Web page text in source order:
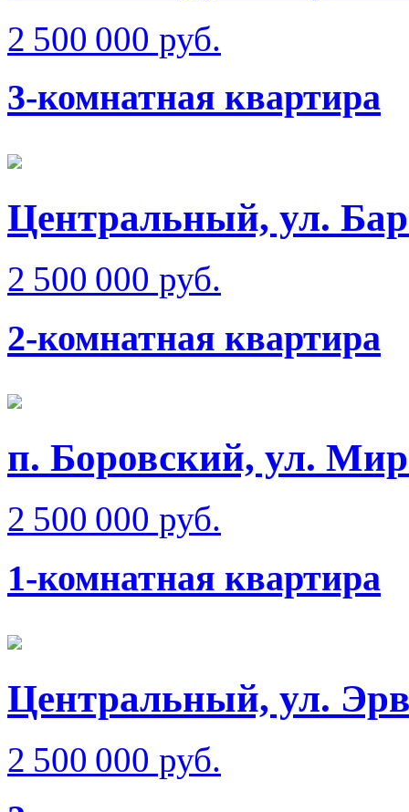
2 500 000 руб.
3-комнатная квартира
Центральный, ул.
2 500 000 руб.
2-комнатная квартира
п. Боровский, ул.
2 500 000 руб.
1-комнатная квартира
Центральный, ул.
2 500 000 руб.